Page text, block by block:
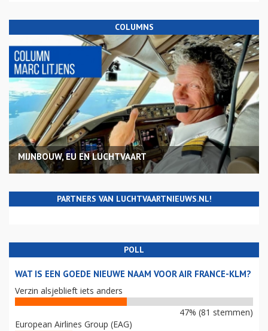
COLUMNS
MIJNBOUW, EU EN LUCHTVAART
PARTNERS VAN LUCHTVAARTNIEUWS.NL!
POLL
WAT IS EEN GOEDE NIEUWE NAAM VOOR AIR FRANCE-KLM?
Verzin alsjeblieft iets anders
47% (81 stemmen)
European Airlines Group (EAG)